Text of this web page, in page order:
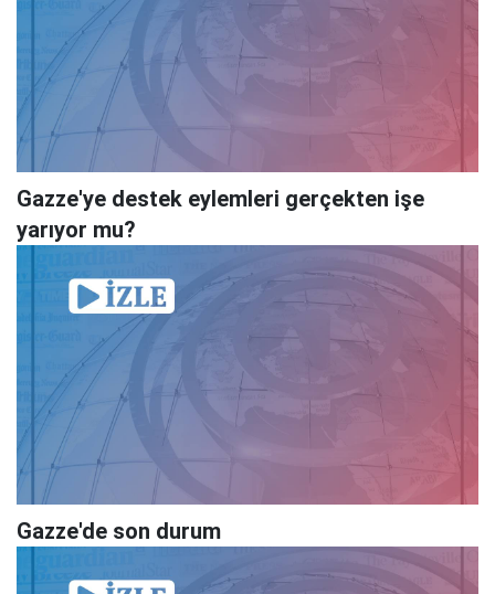
Gazze'ye destek eylemleri gerçekten işe
yarıyor mu?
Gazze'de son durum